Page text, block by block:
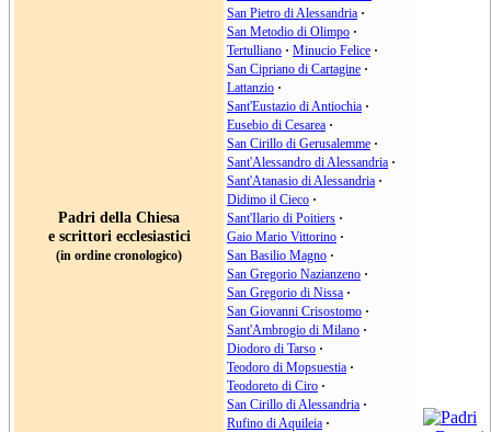
Padri della Chiesa
e scrittori ecclesiastici
(in ordine cronologico)
San Pietro di Alessandria ·
San Metodio di Olimpo ·
Tertulliano · Minucio Felice ·
San Cipriano di Cartagine ·
Lattanzio ·
Sant'Eustazio di Antiochia ·
Eusebio di Cesarea ·
San Cirillo di Gerusalemme ·
Sant'Alessandro di Alessandria ·
Sant'Atanasio di Alessandria ·
Didimo il Cieco ·
Sant'Ilario di Poitiers ·
Gaio Mario Vittorino ·
San Basilio Magno ·
San Gregorio Nazianzeno ·
San Gregorio di Nissa ·
San Giovanni Crisostomo ·
Sant'Ambrogio di Milano ·
Diodoro di Tarso ·
Teodoro di Mopsuestia ·
Teodoreto di Ciro ·
San Cirillo di Alessandria ·
Rufino di Aquileia ·